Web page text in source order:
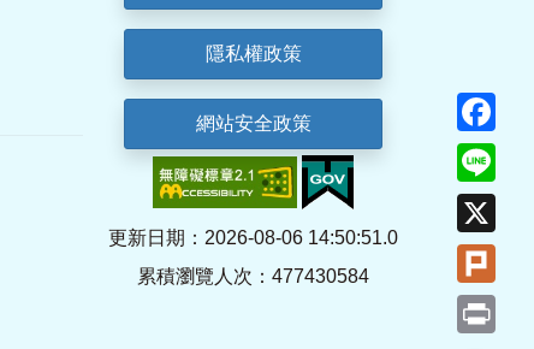
隱私權政策
網站安全政策
更新日期：2026-08-06 14:50:51.0
累積瀏覽人次：477430584